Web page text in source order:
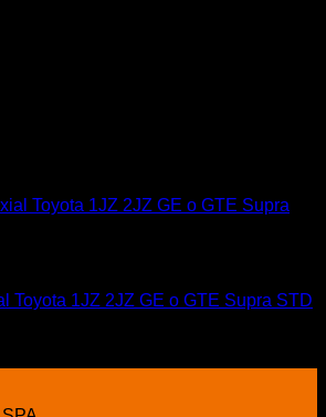
Toyota 1JZ 2JZ GE o GTE Supra STD